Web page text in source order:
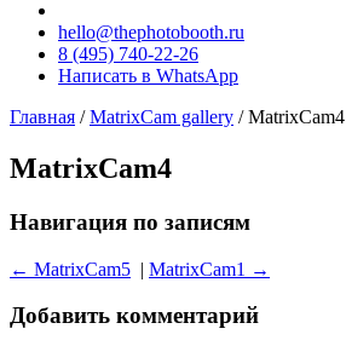
hello@thephotobooth.ru
8 (495) 740-22-26
Написать в WhatsApp
Главная /MatrixCam gallery /MatrixCam4
MatrixCam4
Навигация по записям
← MatrixCam5 | MatrixCam1 →
Добавить комментарий